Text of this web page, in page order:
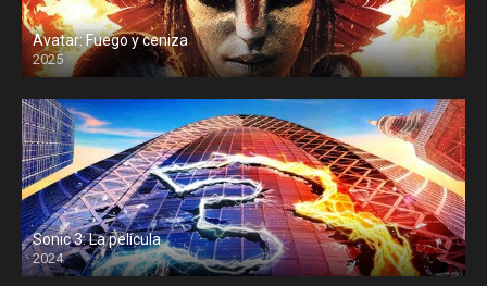
Avatar: Fuego y ceniza
2025
Sonic 3: La película
2024